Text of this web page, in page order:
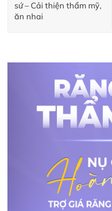
sứ – Cải thiện thẩm mỹ,
ăn nhai